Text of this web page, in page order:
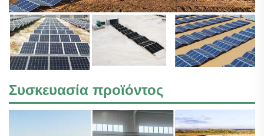
Συσκευασία προϊόντος